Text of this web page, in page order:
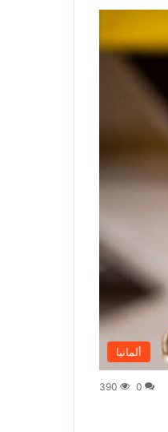
ألمانيا
0
390